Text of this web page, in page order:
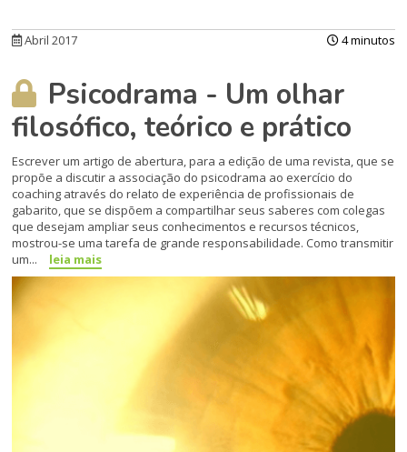
Abril 2017 4 minutos
Psicodrama - Um olhar
filosófico, teórico e prático
Escrever um artigo de abertura, para a edição de uma revista, que se
propõe a discutir a associação do psicodrama ao exercício do
coaching através do relato de experiência de profissionais de
gabarito, que se dispõem a compartilhar seus saberes com colegas
que desejam ampliar seus conhecimentos e recursos técnicos,
mostrou-se uma tarefa de grande responsabilidade. Como transmitir
um...
leia mais